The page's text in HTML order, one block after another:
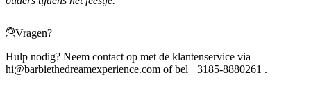
Vragen?
Hulp nodig? Neem contact op met de klantenservice via
hi@barbiethedreamexperience.com of bel +3185-8880261 .